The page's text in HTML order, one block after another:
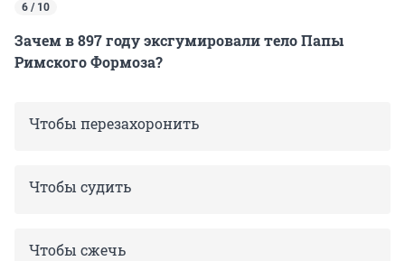
6 / 10
Зачем в 897 году эксгумировали тело Папы
Римского Формоза?
Чтобы перезахоронить
Чтобы судить
Чтобы сжечь